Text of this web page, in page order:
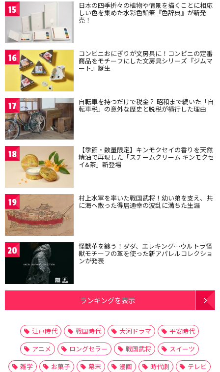
15 日本の四季折々の植物や情景を描くことに相応
しい色を集めた水彩色鉛筆『色辞典』が新発
売！
16 コンビニおにぎりが文房具に！コンビニの定番
商品をモチーフにした文房具シリーズ『ジムマ
ート』誕生
17 自転車を持つだけで税金？ 昭和まで続いた「自
転車税」の意外な歴史と脱税が横行した理由
18 【季節・数量限定】キンモクセイの香りを天然
精油で再現した「スチームクリーム キンモクセ
イ&茶」新登場
19 村上水軍を率いた戦国武将！幼い弟を支え、共
に海へ散った得居通幸の波乱に満ちた生涯
20 怪獣革を纏う！ダダ、エレキング…ウルトラ怪
獣モチーフの革を使った新アパレルコレクショ
ンが発表
ランキングを表示
江戸時代 戦国時代 大河ドラマ
平安時代
アニメ
ロングセラー 戦国武将
スイーツ
雑学
お菓子 幕末 漫画 時代劇
テレビ